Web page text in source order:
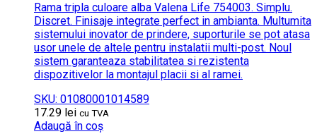
Rama tripla culoare alba Valena Life 754003. Simplu.
Discret. Finisaje integrate perfect in ambianta. Multumita
sistemului inovator de prindere, suporturile se pot atasa
usor unele de altele pentru instalatii multi-post. Noul
sistem garanteaza stabilitatea si rezistenta
dispozitivelor la montajul placii si al ramei.
SKU: 01080001014589
17.29 lei cu TVA
Adaugă în coș